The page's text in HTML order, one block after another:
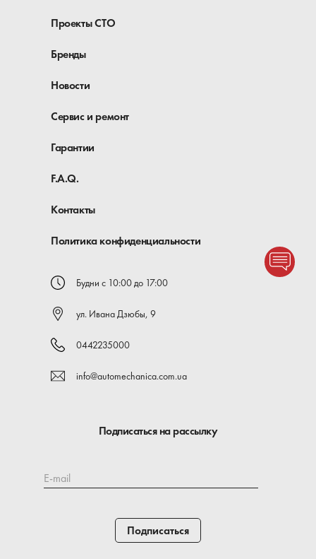
Проекты СТО
Бренды
Новости
Сервис и ремонт
Гарантии
F.A.Q.
Контакты
Политика конфиденциальности
Будни с 10:00 до 17:00
ул. Ивана Дзюбы, 9
0442235000
info@automechanica.com.ua
Подписаться на рассылку
E-mail
Подписаться